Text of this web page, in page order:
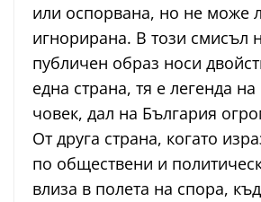
или оспорвана, но не може
игнорирана. В този смисъл
публичен образ носи
една страна, тя е легенда на
човек, дал на България
От друга страна, когато
по обществени и
влиза в полета на спора,